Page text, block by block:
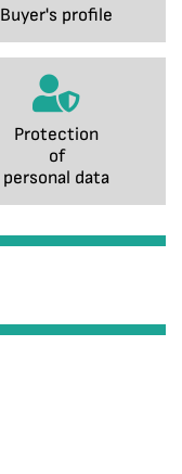
Buyer's profile
Protection
of
personal data